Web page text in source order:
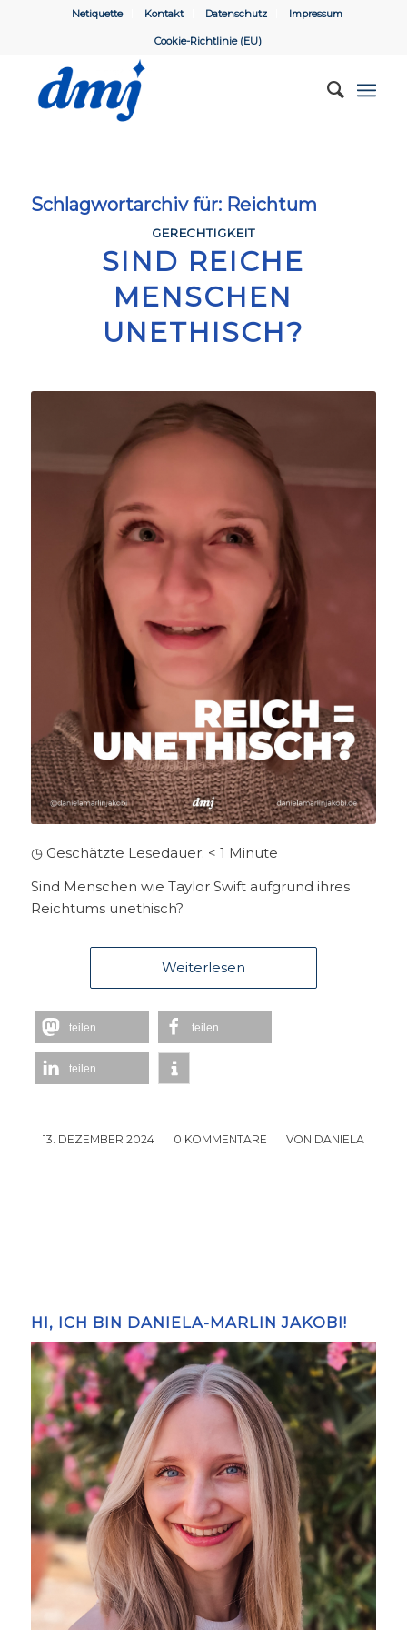
Netiquette Kontakt Datenschutz Impressum
Cookie-Richtlinie (EU)
Schlagwortarchiv für: Reichtum
GERECHTIGKEIT
SIND REICHE
MENSCHEN
UNETHISCH?
◷ Geschätzte Lesedauer: < 1 Minute
Sind Menschen wie Taylor Swift aufgrund ihres
Reichtums unethisch?
Weiterlesen
teilen teilen
teilen
13. DEZEMBER 2024
/ 0 KOMMENTARE
/ VON DANIELA
HI, ICH BIN DANIELA-MARLIN JAKOBI!